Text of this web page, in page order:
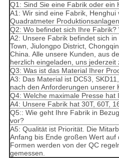
Q1: Sind Sie eine Fabrik oder ein
A1: Wir sind eine Fabrik,
Quadratmeter
Q2: Wo befindet sich Ihre
A2: Unsere Fabrik befindet sich
Town, Jiulongpo District,
China. Alle unsere Kunden, aus
herzlich eingeladen, uns jederzeit
Q3: Was ist das Material Ihrer
A3: Das Material ist DC53,
nach den Anforderungen unserer
Q4: Welche maximale Presse hat
A4: Unsere Fabrik hat 30T, 60T,
Q5:: Wie geht Ihre Fabrik in
vor?
A5: Qualität ist Priorität. Die
Anfang bis Ende großen Wert auf
Formen werden von der QC
gemessen.